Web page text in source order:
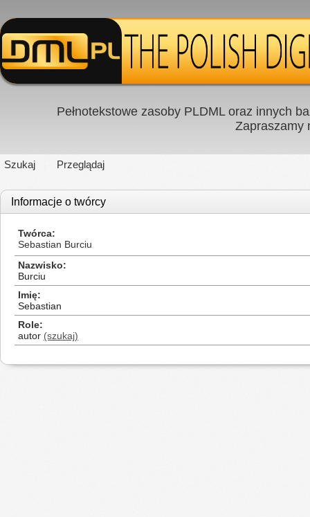
Pełnotekstowe zasoby PLDML oraz innych
Zapraszamy
Szukaj Przeglądaj
Informacje o twórcy
Twórca
Sebastian Burciu
Nazwisko
Burciu
Imię
Sebastian
Role
autor (szukaj)